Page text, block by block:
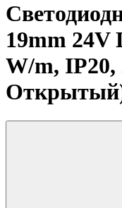
19mm 24V
W/m,